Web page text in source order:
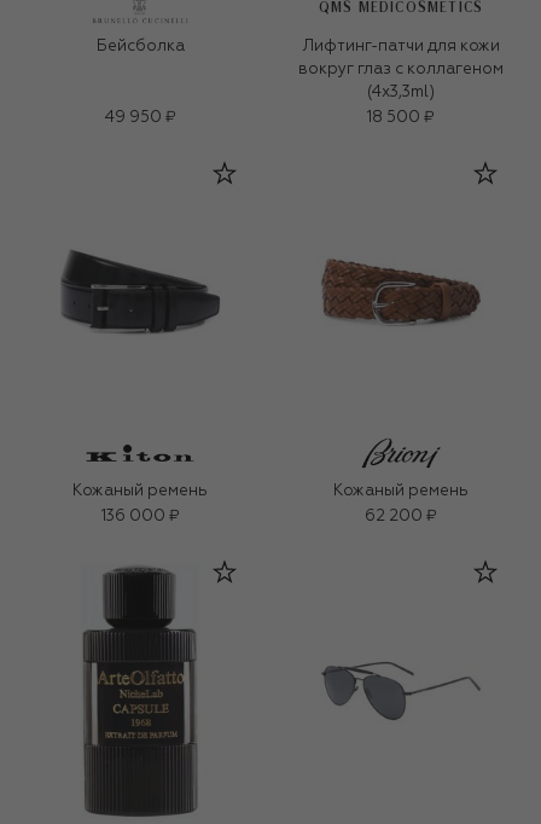
Бейсболка
49 950 ₽
QMS MEDICOSMETICS
Лифтинг-патчи для кожи
вокруг глаз с коллагеном
(4x3,3ml)
18 500 ₽
Кожаный ремень
136 000 ₽
Кожаный ремень
62 200 ₽